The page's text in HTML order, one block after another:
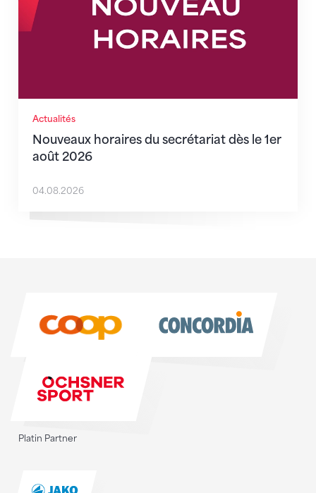
Actualités
Nouveaux horaires du secrétariat dès le 1er
août 2026
04.08.2026
Platin Partner